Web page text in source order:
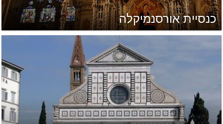
כנסיית אורסנמיקלה